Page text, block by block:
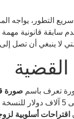
التطور، يواجه
قانونية مهمة
لا ينبغي أن تصل
تعرف باسم صورة
تحت اسم
اقتراحات أسلوبية